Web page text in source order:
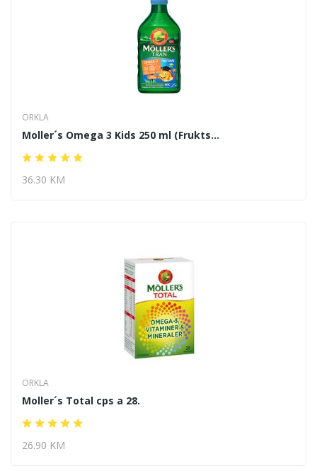
ORKLA
Moller´s Omega 3 Kids 250 ml (Frukts...
36.30 KM
ORKLA
Moller´s Total cps a 28.
26.90 KM